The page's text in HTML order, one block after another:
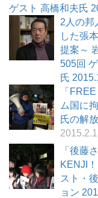
ゲスト 高橋和夫氏
2人の邦
した張
提案～
505回
氏
「
ム国に
氏の解
2015.2.1
「後藤
KENJI
スト・
ョン